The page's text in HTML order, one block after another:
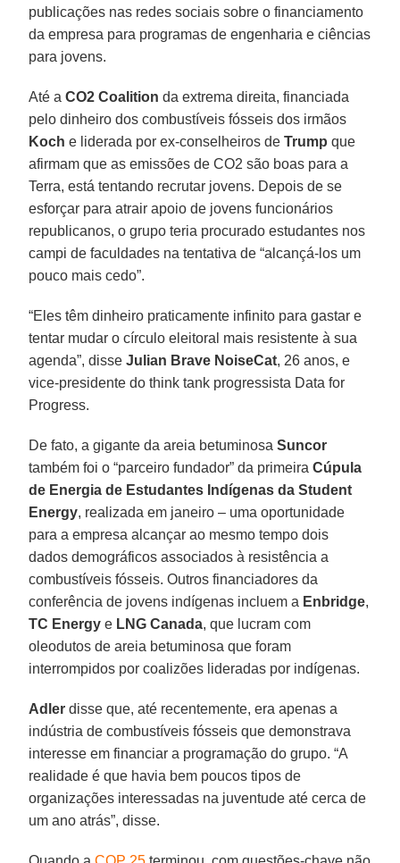
publicações nas redes sociais sobre o financiamento
da empresa para programas de engenharia e ciências
para jovens.
Até aCO2 Coalition da extrema direita, financiada
pelo dinheiro dos combustíveis fósseis dos irmãos
Koch e liderada por ex-conselheiros deTrump que
afirmam que as emissões de CO2 são boas para a
Terra, está tentando recrutar jovens. Depois de se
esforçar para atrair apoio de jovens funcionários
republicanos, o grupo teria procurado estudantes nos
campi de faculdades na tentativa de “alcançá-los um
pouco mais cedo”.
“Eles têm dinheiro praticamente infinito para gastar e
tentar mudar o círculo eleitoral mais resistente à sua
agenda”, disseJulian Brave NoiseCat, 26 anos, e
vice-presidente do think tank progressista Data for
Progress.
De fato, a gigante da areia betuminosaSuncor
também foi o “parceiro fundador” da primeiraCúpula
de Energia de Estudantes Indígenas da Student
Energy, realizada em janeiro – uma oportunidade
para a empresa alcançar ao mesmo tempo dois
dados demográficos associados à resistência a
combustíveis fósseis. Outros financiadores da
conferência de jovens indígenas incluem a Enbridge,
TC Energy e LNG Canada, que lucram com
oleodutos de areia betuminosa que foram
interrompidos por coalizões lideradas por indígenas.
Adler disse que, até recentemente, era apenas a
indústria de combustíveis fósseis que demonstrava
interesse em financiar a programação do grupo. “A
realidade é que havia bem poucos tipos de
organizações interessadas na juventude até cerca de
um ano atrás”, disse.